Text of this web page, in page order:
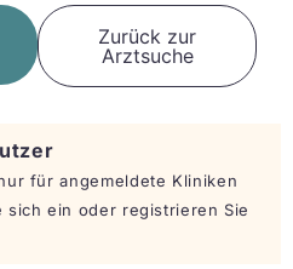
Zurück zur
Arztsuche
für angemeldete Kliniken
ein oder registrieren Sie